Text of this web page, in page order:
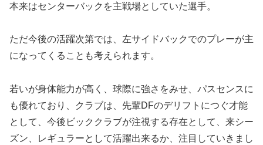
本来はセンターバックを主戦場としていた選手。
ただ今後の活躍次第では、左サイドバックでのプレーが主
になってくることも考えられます。
若いが身体能力が高く、球際に強さをみせ、パスセンスに
も優れており、クラブは、先輩DFのデリフトにつぐ才能
として、今後ビッククラブが注視する存在として、来シー
ズン、レギュラーとして活躍出来るか、注目していきまし